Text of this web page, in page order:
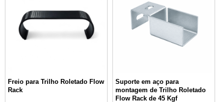
Freio para Trilho Roletado Flow
Rack
Suporte em aço para
montagem de Trilho Roletado
Flow Rack de 45 Kgf